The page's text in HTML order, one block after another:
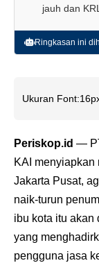
jauh dan
Ringkasan ini
Ukuran Font:
Periskop.id —
KAI menyiapkan
Jakarta Pusat,
naik-turun
ibu kota itu akan
yang
pengguna jasa